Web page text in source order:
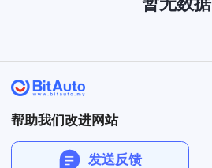
帮助我们改进网站
发送反馈